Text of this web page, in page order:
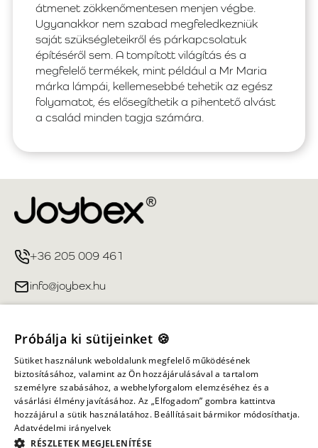
átmenet zökkenőmentesen menjen végbe.
Ugyanakkor nem szabad megfeledkezniük
saját szükségleteikről és párkapcsolatuk
építéséről sem. A tompított világítás és a
megfelelő termékek, mint például a Mr Maria
márka lámpái, kellemesebbé tehetik az egész
folyamatot, és elősegíthetik a pihentető alvást
a család minden tagja számára.
+36 205 009 461
info@joybex.hu
Fiókom
Információ
Minden jog fenntartva ©
Próbálja ki sütijeinket 🍪
Sütiket használunk weboldalunk megfelelő működésének
biztosításához, valamint az Ön hozzájárulásával a tartalom
személyre szabásához, a webhelyforgalom elemzéséhez és a
vásárlási élmény javításához. Az „Elfogadom” gombra kattintva
hozzájárul a sütik használatához. Beállításait bármikor módosíthatja.
Adatvédelmi irányelvek
RÉSZLETEK MEGJELENÍTÉSE